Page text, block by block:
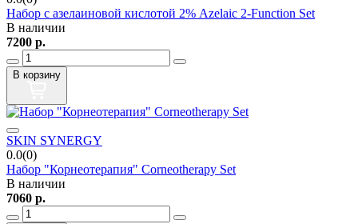
Набор с азелаиновой кислотой 2% Azelaic 2-Function Set
В наличии
7200 р.
В корзину
SKIN SYNERGY
0.0(0)
Набор "Корнеотерапия" Corneotherapy Set
В наличии
7060 р.